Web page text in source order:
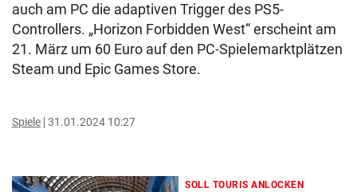
auch am PC die adaptiven Trigger des PS5-
Controllers. „Horizon Forbidden West“ erscheint am
21. März um 60 Euro auf den PC-Spielemarktplätzen
Steam und Epic Games Store.
Spiele 31.01.2024 10:27
SOLL TOURIS ANLOCKEN